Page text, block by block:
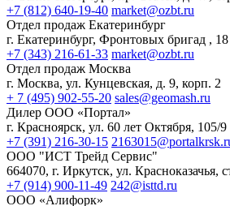
+7 (812) 640-19-40 market@ozbt.ru
Отдел продаж Екатеринбург
г. Екатеринбург, Фронтовых бригад , 18
+7 (343) 216-61-33 market@ozbt.ru
Отдел продаж Москва
г. Москва, ул. Кунцевская, д. 9, корп. 2
+ 7 (495) 902-55-20 sales@geomash.ru
Дилер ООО «Портал»
г. Красноярск, ул. 60 лет Октября, 105/9
+7 (391) 216-30-15
ООО "ИСТ Трейд Сервис"
664070, г. Иркутск, ул. Красноказачья,
+7 (914) 900-11-49 242@isttd.ru
ООО «Алифорк»